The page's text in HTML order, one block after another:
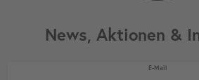
News, Aktionen &
E-MailNewsletter